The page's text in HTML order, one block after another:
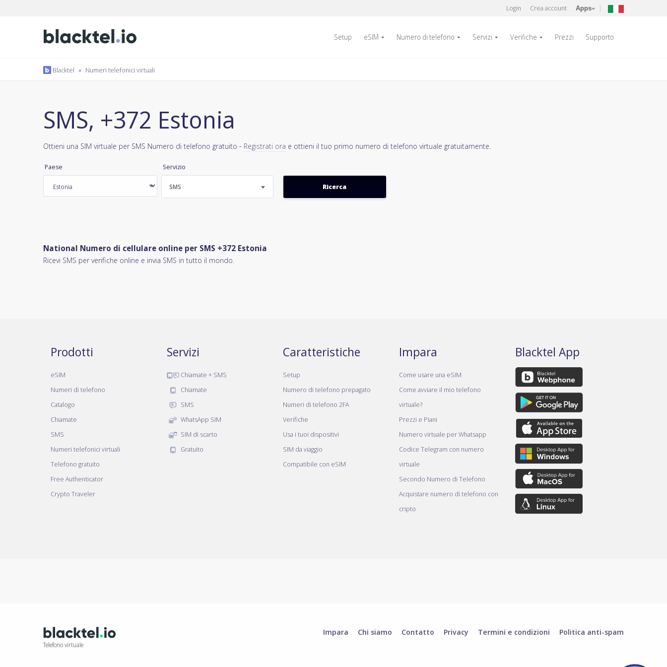
Login Crea account Apps
Setup eSIM Numero di telefono Servizi Verifiche Prezzi Supporto
Blacktel » Numeri telefonici virtuali
SMS, +372 Estonia
Ottieni una SIM virtuale per SMS Numero di telefono gratuito - Registrati ora e ottieni il tuo primo numero di telefono virtuale gratuitamente.
Paese Servizio
SMS
National Numero di cellulare online per SMS +372 Estonia
Ricevi SMS per verifiche online e invia SMS in tutto il mondo.
Prodotti
eSIM
Numeri di telefono
Catalogo
Chiamate
SMS
Numeri telefonici virtuali
Telefono gratuito
Free Authenticator
Crypto Traveler
Servizi
Chiamate + SMS
Chiamate
SMS
WhatsApp SIM
SIM di scarto
Gratuito
Caratteristiche
Setup
Numero di telefono prepagato
Numeri di telefono 2FA
Verifiche
Usa i tuoi dispositivi
SIM da viaggio
Compatibile con eSIM
Impara
Come usare una eSIM
Come avviare il mio telefono
virtuale?
Prezzi e Piani
Numero virtuale per Whatsapp
Codice Telegram con numero
virtuale
Secondo Numero di Telefono
Acquistare numero di telefono con
cripto
Blacktel App
Telefono virtuale
Impara Chi siamo Contatto Privacy Termini e condizioni Politica anti-spam